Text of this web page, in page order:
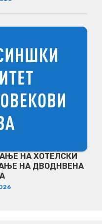
НA ХОТЕЛСКИ
НА ДВОДНВЕНА